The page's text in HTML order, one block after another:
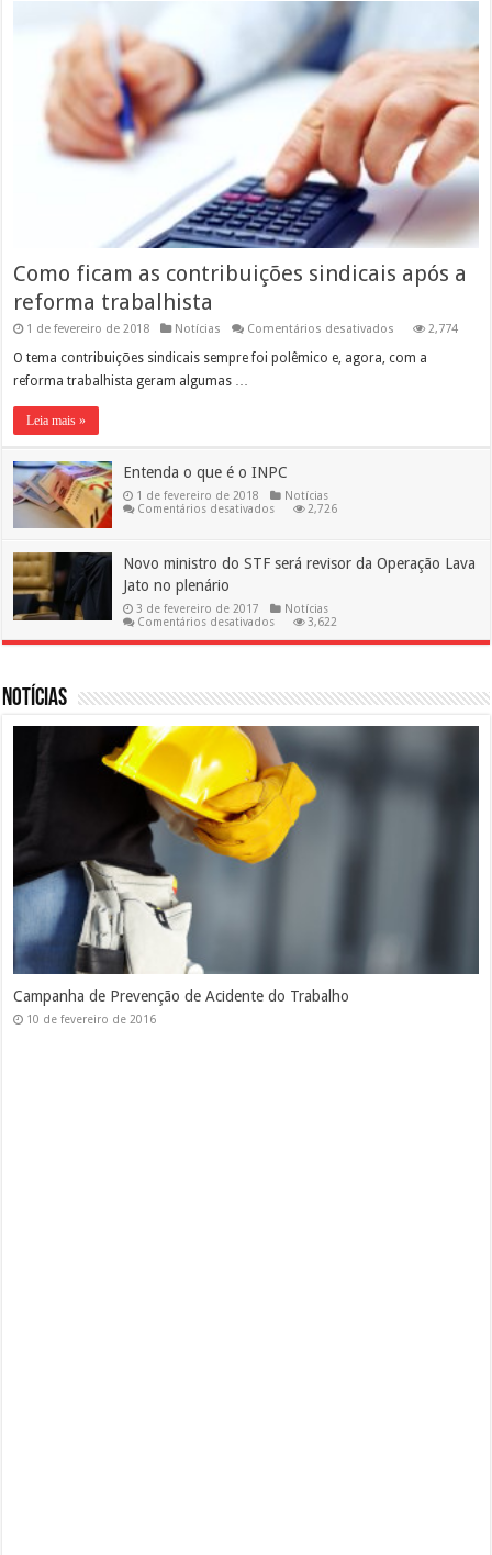
Como ficam as contribuições sindicais após a
reforma trabalhista
1 de fevereiro de 2018 Notícias Comentários desativados
ficam
2,774
O tema contribuições sindicais sempre foi polêmico e, agora, com a
reforma trabalhista geram algumas …
Leia mais »
Entenda o que é o INPC
1 de fevereiro de 2018
Notícias
Comentários desativadosem
é
o
2,726
Novo ministro do STF será revisor da Operação Lava
Jato no plenário
3 de fevereiro de 2017
Notícias
Comentários desativadosem
ministro
revisor
Operação
Lava
Jato
no
plenário
3,622
Notícias
Silicose
10 de fevereiro de 2016